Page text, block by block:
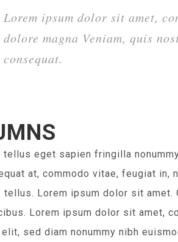
Lorem ipsum dolor sit amet,
dolore magna Veniam, quis
consequat.
tellus eget sapien fringilla
at, commodo vitae, feugiat in,
tellus. Lorem ipsum dolor sit amet.
Lorem ipsum dolor sit amet,
sed diam nonummy nibh